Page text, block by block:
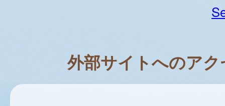
外部サイトへのア